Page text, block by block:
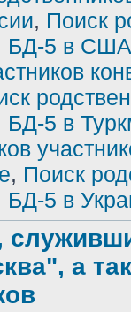
, Поиск
БД-5 в США
БД-5 в
, Поиск
БД-5 в
а